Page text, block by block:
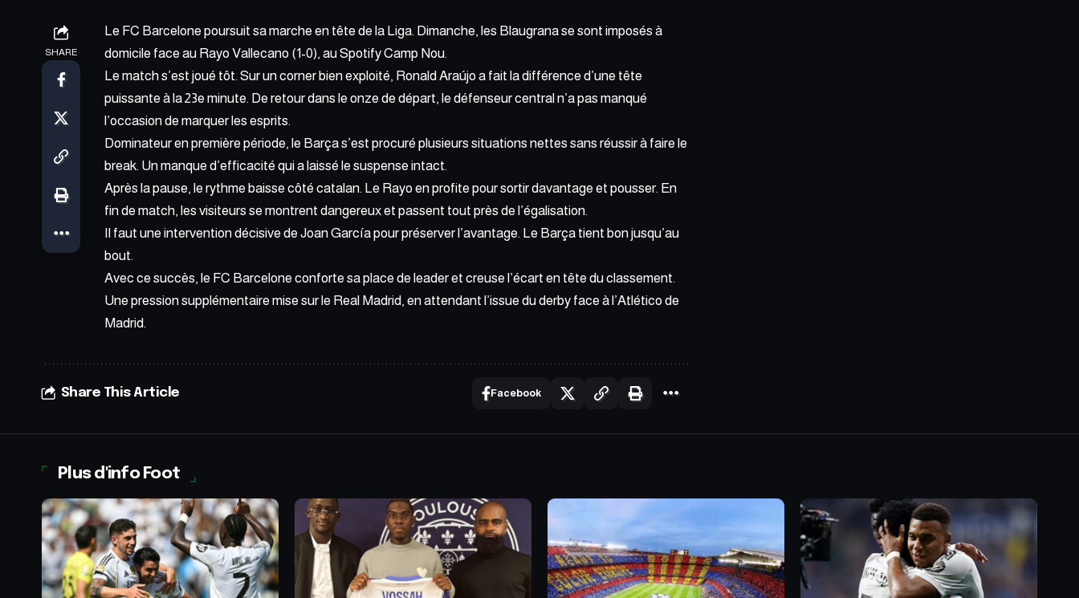
SHARE
Le FC Barcelone poursuit sa marche en tête de la Liga. Dimanche, les Blaugrana se sont imposés à
domicile face au Rayo Vallecano (1-0), au Spotify Camp Nou.
Le match s’est joué tôt. Sur un corner bien exploité, Ronald Araújo a fait la différence d’une tête
puissante à la 23e minute. De retour dans le onze de départ, le défenseur central n’a pas manqué
l’occasion de marquer les esprits.
Dominateur en première période, le Barça s’est procuré plusieurs situations nettes sans réussir à faire le
break. Un manque d’efficacité qui a laissé le suspense intact.
Après la pause, le rythme baisse côté catalan. Le Rayo en profite pour sortir davantage et pousser. En
fin de match, les visiteurs se montrent dangereux et passent tout près de l’égalisation.
Il faut une intervention décisive de Joan García pour préserver l’avantage. Le Barça tient bon jusqu’au
bout.
Avec ce succès, le FC Barcelone conforte sa place de leader et creuse l’écart en tête du classement.
Une pression supplémentaire mise sur le Real Madrid, en attendant l’issue du derby face à l’Atlético de
Madrid.
Share This Article Facebook
Plus d'info Foot